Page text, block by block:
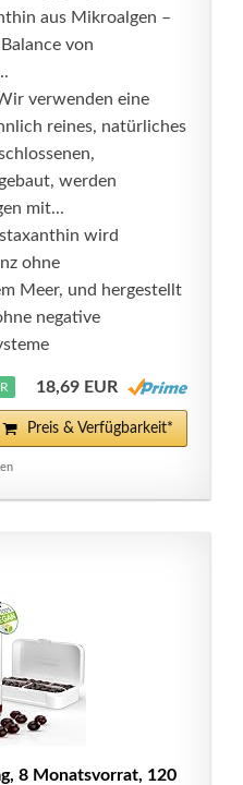
aus Mikroalgen –
von
verwenden eine
reines, natürliches
werden
mit...
wird
ohne
Meer, und hergestellt
negative
18,69 EUR
Preis & Verfügbarkeit*
8 Monatsvorrat, 120